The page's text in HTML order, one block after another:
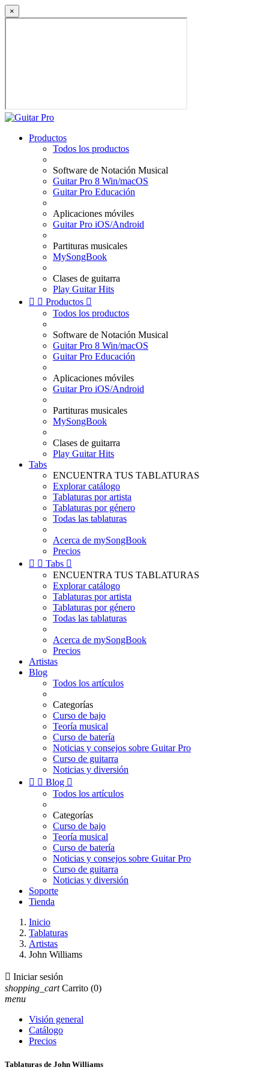
×
Productos
Todos los productos
Software de Notación Musical
Guitar Pro 8 Win/macOS
Guitar Pro Educación
Aplicaciones móviles
Guitar Pro iOS/Android
Partituras musicales
MySongBook
Clases de guitarra
Play Guitar Hits
  Productos 
Todos los productos
Software de Notación Musical
Guitar Pro 8 Win/macOS
Guitar Pro Educación
Aplicaciones móviles
Guitar Pro iOS/Android
Partituras musicales
MySongBook
Clases de guitarra
Play Guitar Hits
Tabs
ENCUENTRA TUS TABLATURAS
Explorar catálogo
Tablaturas por artista
Tablaturas por género
Todas las tablaturas
Acerca de mySongBook
Precios
  Tabs 
ENCUENTRA TUS TABLATURAS
Explorar catálogo
Tablaturas por artista
Tablaturas por género
Todas las tablaturas
Acerca de mySongBook
Precios
Artistas
Blog
Todos los artículos
Categorías
Curso de bajo
Teoría musical
Curso de batería
Noticias y consejos sobre Guitar Pro
Curso de guitarra
Noticias y diversión
  Blog 
Todos los artículos
Categorías
Curso de bajo
Teoría musical
Curso de batería
Noticias y consejos sobre Guitar Pro
Curso de guitarra
Noticias y diversión
Soporte
Tienda
Inicio
Tablaturas
Artistas
John Williams
 Iniciar sesión
shopping_cart Carrito (0)
menu
Visión general
Catálogo
Precios
Tablaturas de John Williams